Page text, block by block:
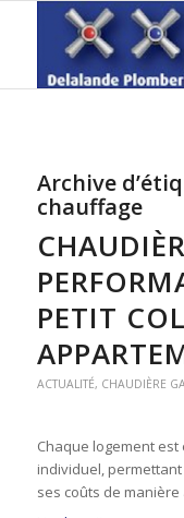
Archive
chauffage
PETIT
ACTUALITÉ, CHAUDIÈRE
Chaque logement
individuel,
ses coûts de